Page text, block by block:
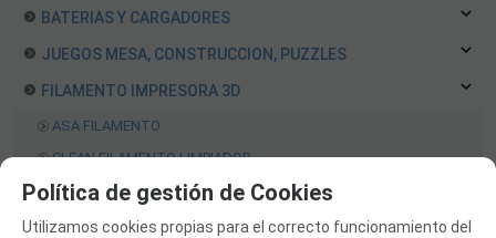
BATERIAS Y CARGADORES
JUEGOS MESA, CONSTRUCCION, PUZZLES
FILAMENTO IMPRESORA 3D
ASA FILAMENTO
CLEAN FILAMENTO LIMPIADOR
FLEX FILAMENTO
HIPS FILAMENTO
Política de gestión de Cookies
Utilizamos cookies propias para el correcto funcionamiento del